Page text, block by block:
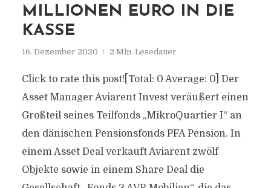
MILLIONEN EURO IN DIE
KASSE
16. Dezember 2020 2 Min. Lesedauer
Click to rate this post![Total: 0 Average: 0] Der
Asset Manager Aviarent Invest veräußert einen
Großteil seines Teilfonds „MikroQuartier I“ an
den dänischen Pensionsfonds PFA Pension. In
einem Asset Deal verkauft Aviarent zwölf
Objekte sowie in einem Share Deal die